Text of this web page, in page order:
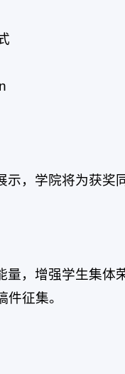
，学院将为获奖
量，增强学生集
征集。